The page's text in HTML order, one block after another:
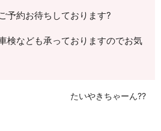
予約お待ちしております?
検なども承っておりますのでお気
たいやきちゃーん??